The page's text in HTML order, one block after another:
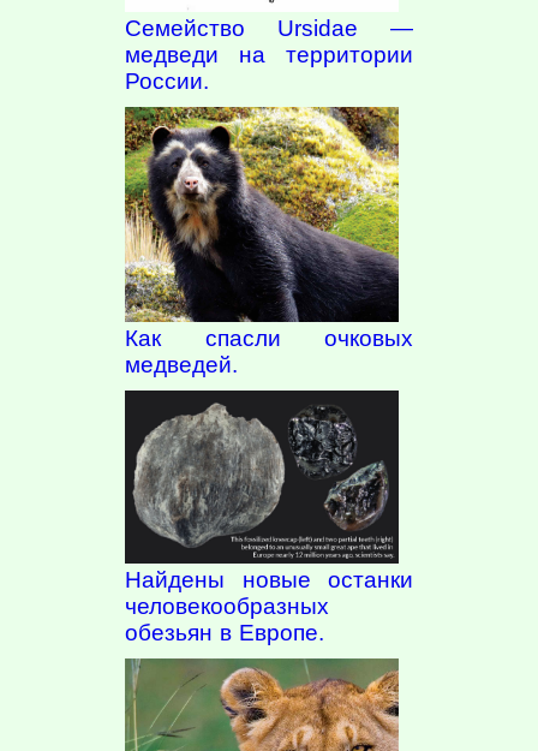
Семейство Ursidae —
медведи на территории
России.
Как спасли очковых
медведей.
Найдены новые останки
человекообразных
обезьян в Европе.